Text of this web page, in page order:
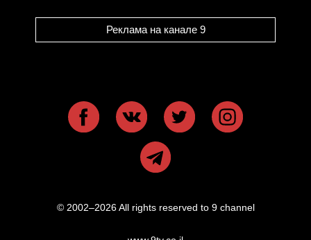
Реклама на канале 9
© 2002–2026 All rights reserved to 9 channel